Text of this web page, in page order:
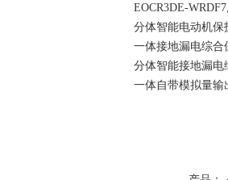
EOCR3DE-
分体智能电动机保护
一体接地漏电综合保
分体智能接地漏电综
一体自带模拟量输